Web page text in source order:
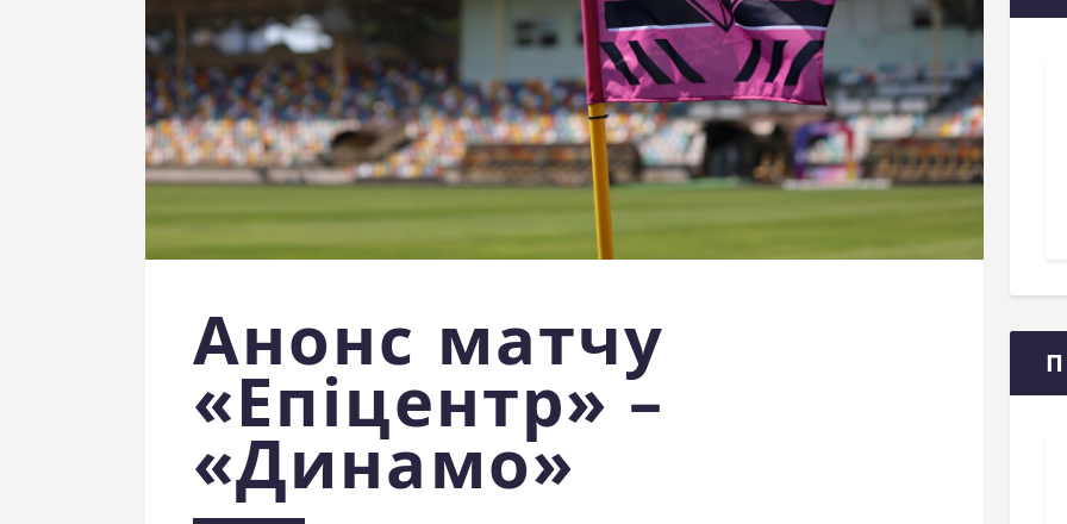
Анонс матчу
«Епіцентр» –
«Динамо»